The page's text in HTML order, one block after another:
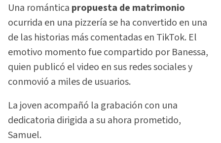
Una romántica propuesta de matrimonio
ocurrida en una pizzería se ha convertido en una
de las historias más comentadas en TikTok. El
emotivo momento fue compartido por Banessa,
quien publicó el video en sus redes sociales y
conmovió a miles de usuarios.
La joven acompañó la grabación con una
dedicatoria dirigida a su ahora prometido,
Samuel.